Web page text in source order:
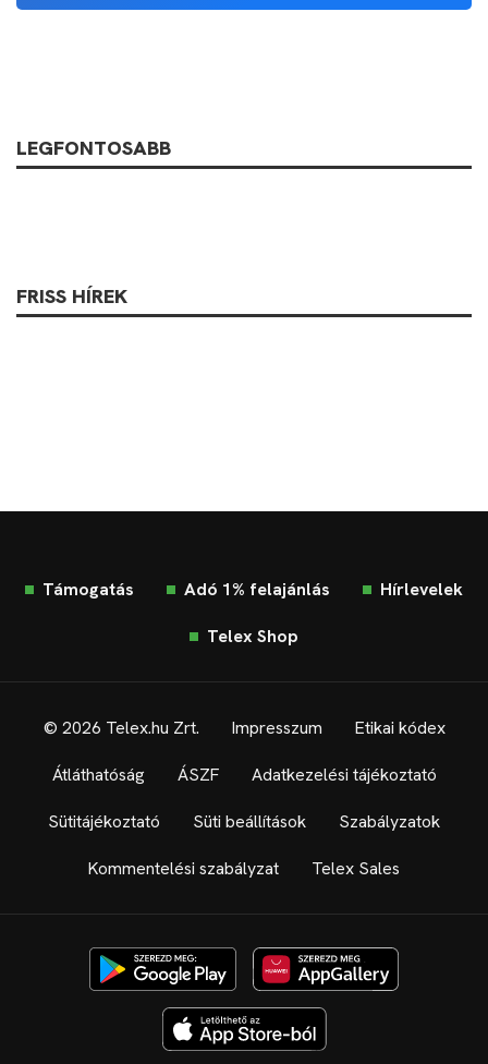
LEGFONTOSABB
FRISS HÍREK
Támogatás Adó 1% felajánlás Hírlevelek
Telex Shop
© 2026 Telex.hu Zrt. Impresszum Etikai kódex
Átláthatóság ÁSZF Adatkezelési tájékoztató
Sütitájékoztató Süti beállítások Szabályzatok
Kommentelési szabályzat Telex Sales